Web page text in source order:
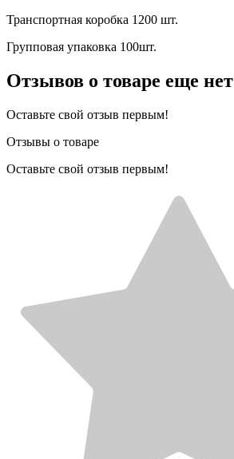
Транспортная коробка 1200 шт.
Групповая упаковка 100шт.
Отзывов о товаре еще нет
Оставьте свой отзыв первым!
Отзывы о товаре
Оставьте свой отзыв первым!